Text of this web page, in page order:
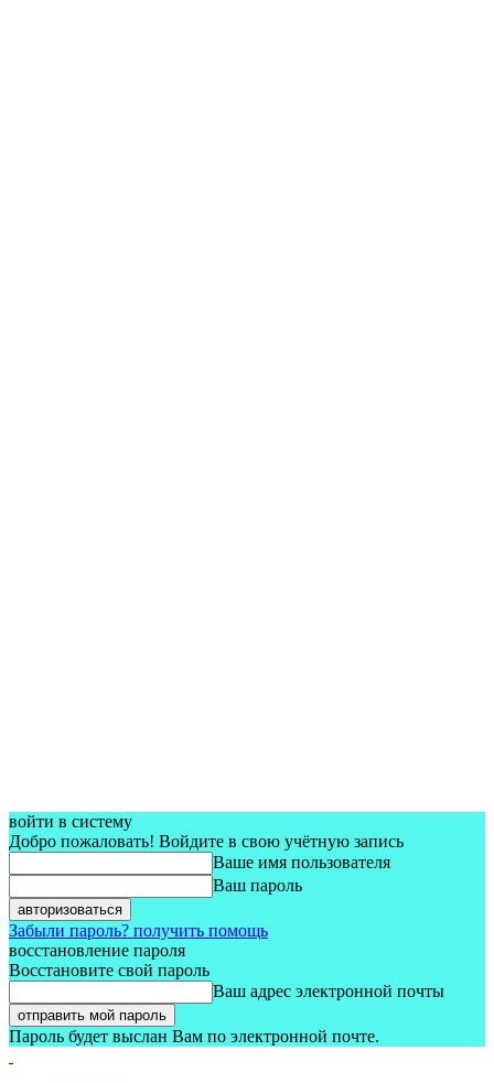
войти в систему
Добро пожаловать! Войдите в свою учётную запись
Ваше имя пользователя
Ваш пароль
Забыли пароль? получить помощь
восстановление пароля
Восстановите свой пароль
Ваш адрес электронной почты
Пароль будет выслан Вам по электронной почте.